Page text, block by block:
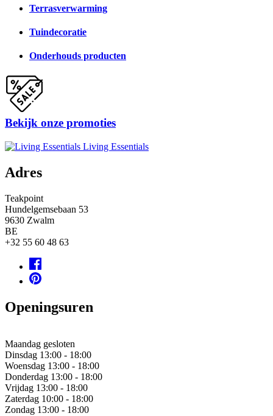
Terrasverwarming
Tuindecoratie
Onderhouds producten
Bekijk onze promoties
Living Essentials
Adres
Teakpoint
Hundelgemsebaan 53
9630 Zwalm
BE
+32 55 60 48 63
Openingsuren
Maandag gesloten
Dinsdag 13:00 - 18:00
Woensdag 13:00 - 18:00
Donderdag 13:00 - 18:00
Vrijdag 13:00 - 18:00
Zaterdag 10:00 - 18:00
Zondag 13:00 - 18:00